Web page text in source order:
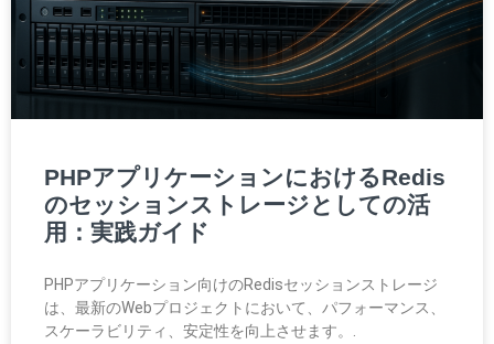
PHPアプリケーションにおけるRedis
のセッションストレージとしての活
用：実践ガイド
PHPアプリケーション向けのRedisセッションストレージ
は、最新のWebプロジェクトにおいて、パフォーマンス、
スケーラビリティ、安定性を向上させます。.